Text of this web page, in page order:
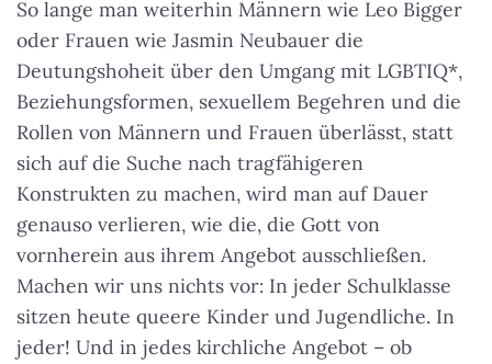
So lange man weiterhin Männern wie Leo Bigger
oder Frauen wie Jasmin Neubauer die
Deutungshoheit über den Umgang mit LGBTIQ*,
Beziehungsformen, sexuellem Begehren und die
Rollen von Männern und Frauen überlässt, statt
sich auf die Suche nach tragfähigeren
Konstrukten zu machen, wird man auf Dauer
genauso verlieren, wie die, die Gott von
vornherein aus ihrem Angebot ausschließen.
Machen wir uns nichts vor: In jeder Schulklasse
sitzen heute queere Kinder und Jugendliche. In
jeder! Und in jedes kirchliche Angebot – ob